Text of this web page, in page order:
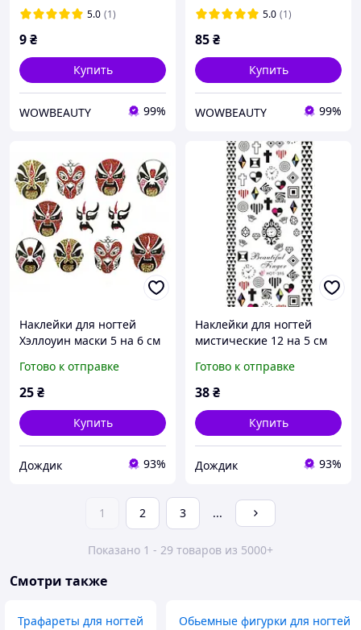
5.0 (1)
9₴
Купить
WOWBEAUTY 99%
5.0 (1)
85₴
Купить
WOWBEAUTY 99%
Наклейки для ногтей
Хэллоуин маски 5 на 6 см
Готово к отправке
25₴
Купить
Дождик 93%
Наклейки для ногтей
мистические 12 на 5 см
Готово к отправке
38₴
Купить
Дождик 93%
1 2 3 ...
Показано 1 - 29 товаров из 5000+
Смотри также
Трафареты для ногтей Обьемные фигурки для ногтей